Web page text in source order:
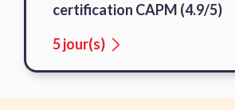
certification CAPM (4.9/5)
5 jour(s)